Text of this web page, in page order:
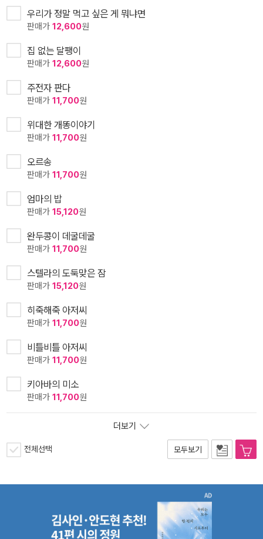
우리가 정말 먹고 싶은 게 뭐냐면
판매가 12,600원
집 없는 달팽이
판매가 12,600원
주전자 판다
판매가 11,700원
위대한 개똥이야기
판매가 11,700원
오르송
판매가 11,700원
엄마의 밥
판매가 15,120원
완두콩이 데굴데굴
판매가 11,700원
스텔라의 도둑맞은 잠
판매가 15,120원
히죽해죽 아저씨
판매가 11,700원
비틀비틀 아저씨
판매가 11,700원
키아바의 미소
판매가 11,700원
더보기
전체선택 모두보기